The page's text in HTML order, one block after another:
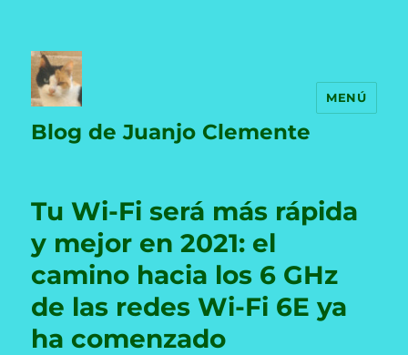
Blog de Juanjo Clemente
MENÚ
Tu Wi-Fi será más rápida
y mejor en 2021: el
camino hacia los 6 GHz
de las redes Wi-Fi 6E ya
ha comenzado